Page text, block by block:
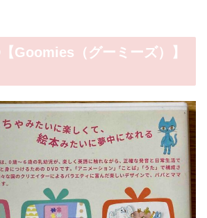
Goomies（グーミーズ）】